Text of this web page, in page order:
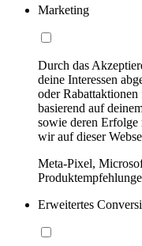
Marketing
Durch das
deine Interessen
oder Rabattaktionen
basierend auf
sowie deren
wir auf dieser
Meta-Pixel,
Erweitertes